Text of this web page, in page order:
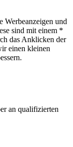
Werbeanzeigen und
sind mit einem *
das Anklicken der
einen kleinen
an qualifizierten